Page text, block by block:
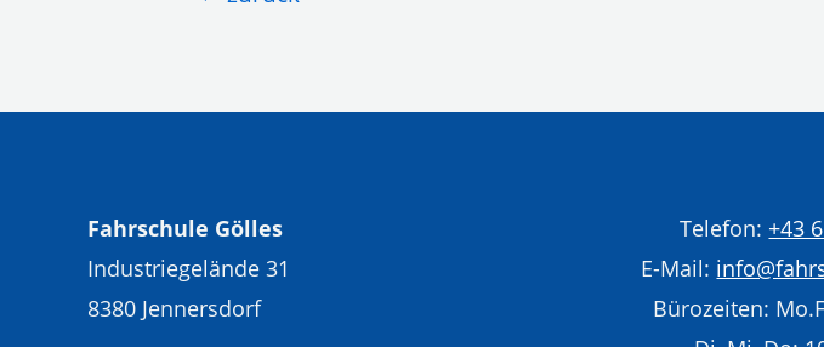
Fahrschule Gölles
Industriegelände 31
8380 Jennersdorf
Telefon: +43
E-Mail:
Bürozeiten: